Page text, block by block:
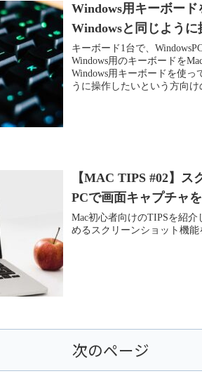
Windows用キーボード
Windowsと同じよう
キーボード1台で、
Windows用のキーボードを
Windows用キーボードを使っ
うに操作したいという方向け
【MAC TIPS #02】
PCで画面キャプチャ
Mac初心者向けのTIPSを紹
めるスクリーンショット機能
次のページ